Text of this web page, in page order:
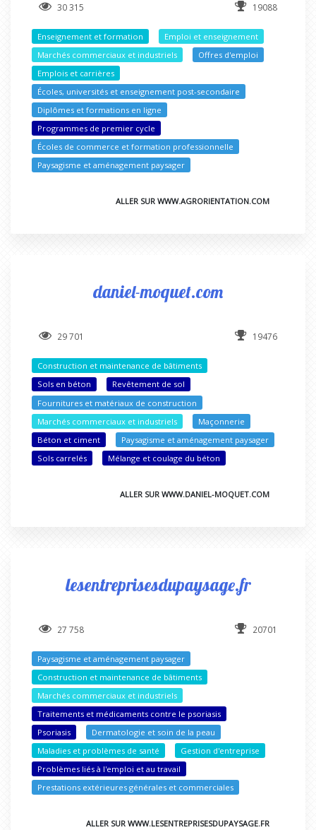
30 315 19088
Enseignement et formation
Emploi et enseignement
Marchés commerciaux et industriels
Offres d'emploi
Emplois et carrières
Écoles, universités et enseignement post-secondaire
Diplômes et formations en ligne
Programmes de premier cycle
Écoles de commerce et formation professionnelle
Paysagisme et aménagement paysager
ALLER SUR WWW.AGRORIENTATION.COM
daniel-moquet.com
29 701 19476
Construction et maintenance de bâtiments
Sols en béton
Revêtement de sol
Fournitures et matériaux de construction
Marchés commerciaux et industriels
Maçonnerie
Béton et ciment
Paysagisme et aménagement paysager
Sols carrelés
Mélange et coulage du béton
ALLER SUR WWW.DANIEL-MOQUET.COM
lesentreprisesdupaysage.fr
27 758 20701
Paysagisme et aménagement paysager
Construction et maintenance de bâtiments
Marchés commerciaux et industriels
Traitements et médicaments contre le psoriasis
Psoriasis
Dermatologie et soin de la peau
Maladies et problèmes de santé
Gestion d'entreprise
Problèmes liés à l'emploi et au travail
Prestations extérieures générales et commerciales
ALLER SUR WWW.LESENTREPRISESDUPAYSAGE.FR